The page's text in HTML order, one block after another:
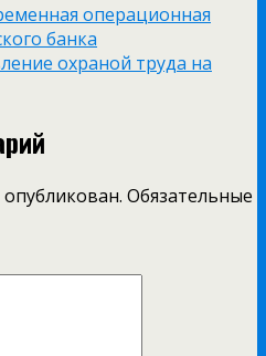
операционная
банка
охраной труда на
Обязательные